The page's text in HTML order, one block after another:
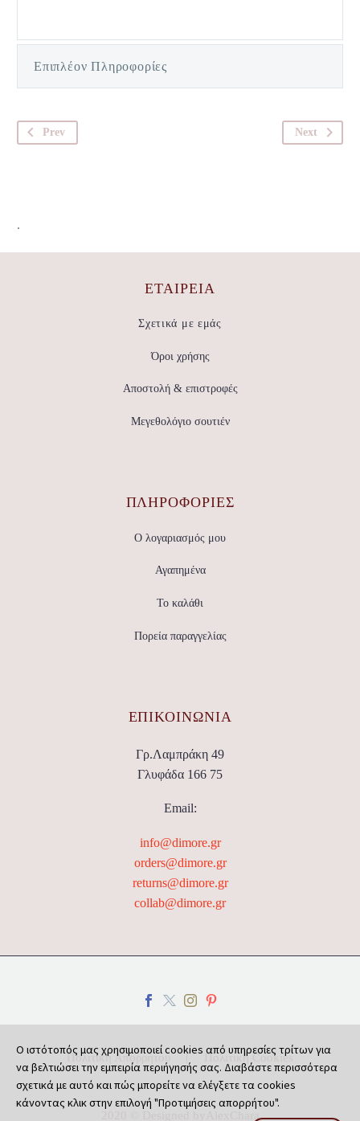
Επιπλέον Πληροφορίες
Prev Next
.
ΕΤΑΙΡΕΊΑ
Σχετικά με εμάς
Όροι χρήσης
Αποστολή & επιστροφές
Μεγεθολόγιο σουτιέν
ΠΛΗΡΟΦΟΡΙΕΣ
Ο λογαριασμός μου
Αγαπημένα
Το καλάθι
Πορεία παραγγελίας
ΕΠΙΚΟΙΝΩΝΊΑ
Γρ.Λαμπράκη 49
Γλυφάδα 166 75
Email:
info@dimore.gr
orders@dimore.gr
returns@dimore.gr
collab@dimore.gr
Πολιτική Απορρήτου Πολιτική Cookies
AlexChara
Ο ιστότοπός μας χρησιμοποιεί cookies από υπηρεσίες τρίτων για
να βελτιώσει την εμπειρία περιήγησής σας. Διαβάστε περισσότερα
σχετικά με αυτό και πώς μπορείτε να ελέγξετε τα cookies
κάνοντας κλικ στην επιλογή "Προτιμήσεις απορρήτου".